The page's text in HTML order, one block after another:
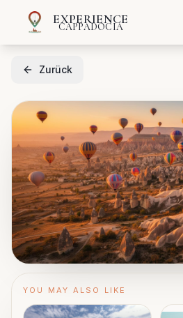
EXPERIENCE
CAPPADOCIA
Zurück
YOU MAY ALSO LIKE